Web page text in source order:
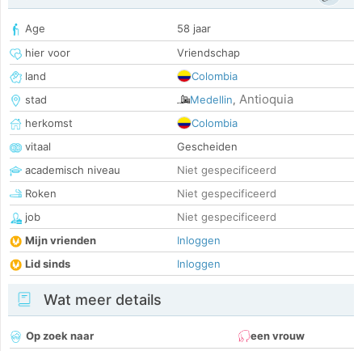
Age
58 jaar
hier voor
Vriendschap
land
Colombia
stad
Medellin, Antioquia
herkomst
Colombia
vitaal
Gescheiden
academisch niveau
Niet gespecificeerd
Roken
Niet gespecificeerd
job
Niet gespecificeerd
Mijn vrienden
Inloggen
Lid sinds
Inloggen
Wat meer details
Op zoek naar
een vrouw